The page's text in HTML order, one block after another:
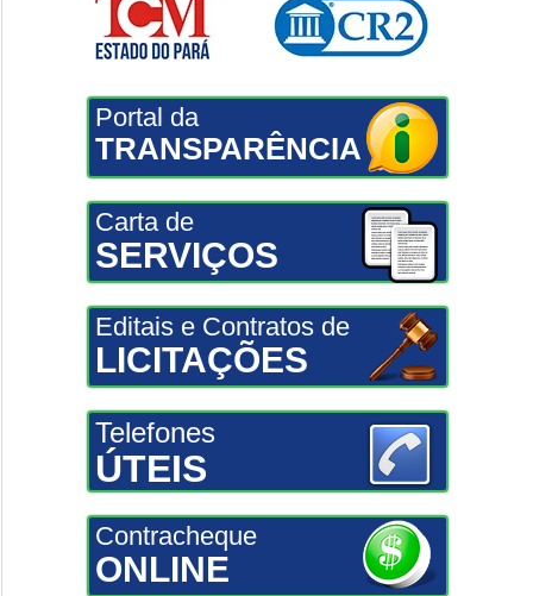
Portal da
TRANSPARÊNCIA
Carta de
SERVIÇOS
Editais e Contratos de
LICITAÇÕES
Telefones
ÚTEIS
Contracheque
ONLINE